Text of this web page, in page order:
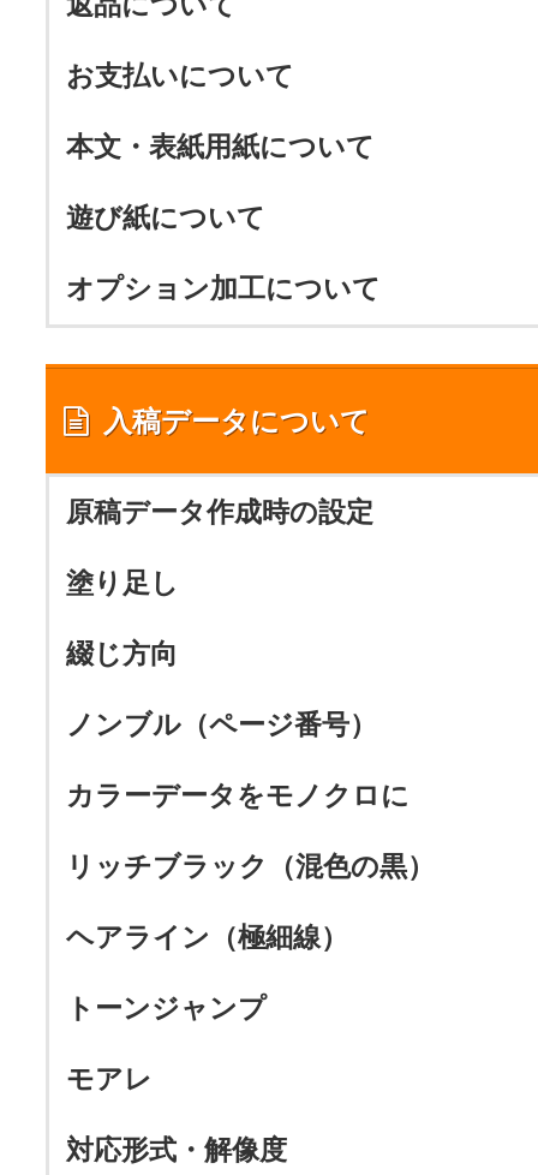
お支払いについて
本文・表紙用紙について
遊び紙について
オプション加工について
入稿データについて
原稿データ作成時の設定
塗り足し
綴じ方向
ノンブル（ページ番号）
カラーデータをモノクロに
リッチブラック（混色の黒）
ヘアライン（極細線）
トーンジャンプ
モアレ
対応形式・解像度